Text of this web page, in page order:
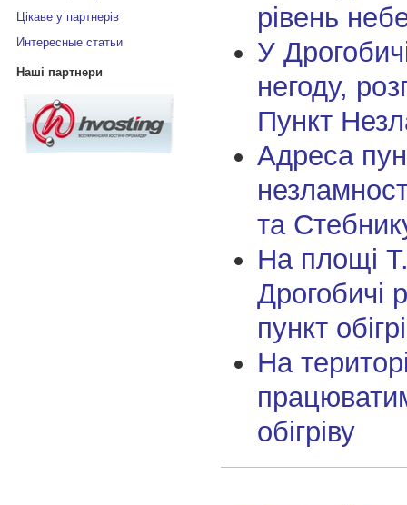
Цікаве у партнерів
Интересные статьи
Наші партнери
рівень
У
негоду,
Пункт
Адреса
та
На площі
Дрогобичі
пункт
На
обігріву